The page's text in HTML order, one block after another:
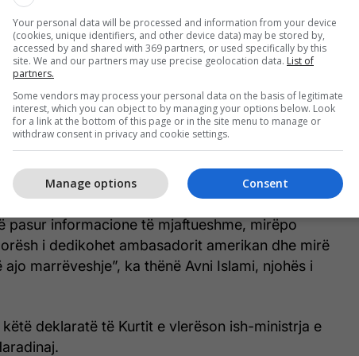
po e vlerëson interesante eksperti i sigurisë
e sigurisë kanë kuptuar gjendjen,
se ambasada amerikane mund të ketë pasur
zoti Kurti, të gjithë e kemi ditë se gjendja e
ishte një gjendje jo e mirë dhe jo stabile.
e sigurisë së Kosovës dhe kryeministri i
pasur informacione të mjaftueshme, mirëpo
i dedikohet ambasadorit amerikan dhe mirë
ajo marrëveshje”, ka thënë Avni Islami, njohës i
deklaratë të Kurtit e vlerëson ish-ministrja e
Your personal data will be processed and information from your device
(cookies, unique identifiers, and other device data) may be stored by,
accessed by and shared with 369 partners, or used specifically by this
site. We and our partners may use precise geolocation data. List of
partners.
Some vendors may process your personal data on the basis of legitimate
interest, which you can object to by managing your options below. Look
for a link at the bottom of this page or in the site menu to manage or
withdraw consent in privacy and cookie settings.
Consent
Manage options